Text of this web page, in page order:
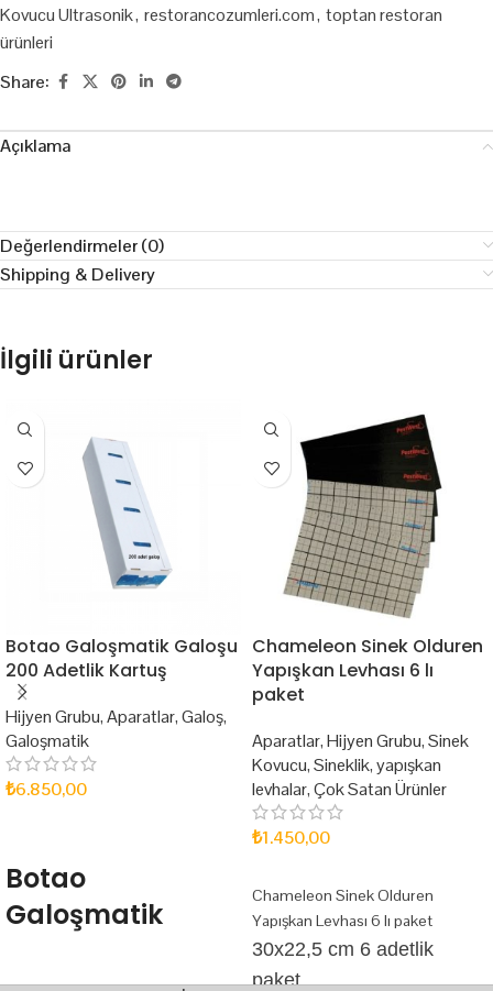
Kovucu Ultrasonik, restorancozumleri.com, toptan restoran
ürünleri
Share:
Açıklama
Değerlendirmeler (0)
Shipping & Delivery
İlgili ürünler
Botao Galoşmatik Galoşu
200 Adetlik Kartuş
Hijyen Grubu,Aparatlar,Galoş,
Galoşmatik
₺6.850,00
Botao
Galoşmatik
Chameleon Sinek Olduren
Yapışkan Levhası 6 lı
paket
Aparatlar,Hijyen Grubu,Sinek
Kovucu,Sineklik,yapışkan
levhalar,Çok Satan Ürünler
₺1.450,00
Chameleon Sinek Olduren
Yapışkan Levhası 6 lı paket
30x22,5 cm 6 adetlik
paket